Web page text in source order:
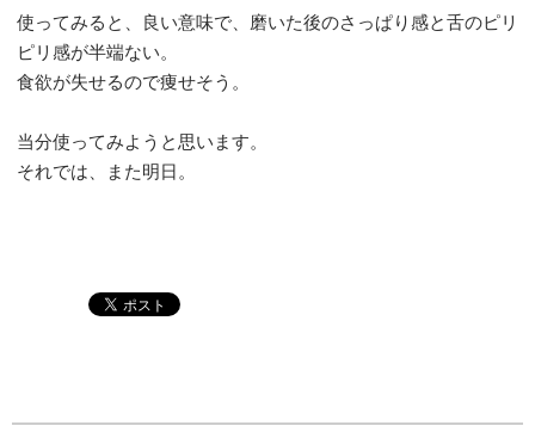
使ってみると、良い意味で、磨いた後のさっぱり感と舌のピリ
ピリ感が半端ない。
食欲が失せるので痩せそう。
当分使ってみようと思います。
それでは、また明日。